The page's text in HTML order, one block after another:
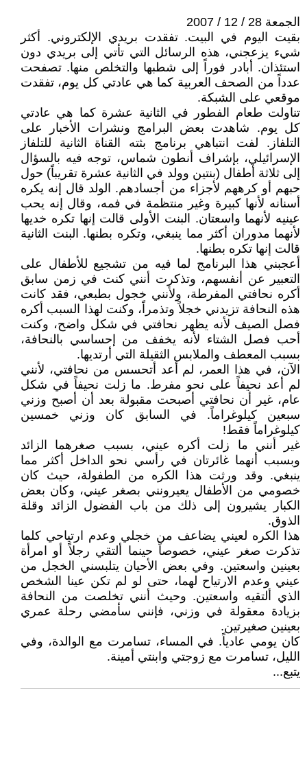
الجمعة 28 / 12 / 2007
بقيت اليوم في البيت. تفقدت بريدي الإلكتروني. أكثر
شيء يزعجني، هذه الرسائل التي تأتي إلى بريدي دون
استئذان. أبادر فوراً إلى شطبها والتخلص منها. تصفحت
عدداً من الصحف العربية كما هي عادتي كل يوم، تفقدت
موقعي على الشبكة.
تناولت طعام الفطور في الثانية عشرة كما هي عادتي
كل يوم. شاهدت بعض البرامج ونشرات الأخبار على
التلفاز. لفت انتباهي برنامج بثته القناة الثانية للتلفاز
الإسرائيلي، بإشراف أنطون شماس، توجه فيه بالسؤال
إلى ثلاثة أطفال (بنتين وولد في الثانية عشرة تقريباً) حول
حبهم أو كرههم لأجزاء من أجسادهم. الولد قال إنه يكره
أسنانه لأنها كبيرة وغير منتظمة في فمه، وقال إنه يحب
عينيه لأنهما واسعتان. البنت الأولى قالت إنها تكره خديها
لأنهما مدوران أكثر مما ينبغي، وتكره بطنها. البنت الثانية
قالت إنها تكره بطنها.
أعجبني هذا البرنامج لما فيه من تشجيع للأطفال على
التعبير عن أنفسهم، وتذكرت أنني كنت في زمن سابق
أكره نحافتي المفرطة، ولأنني خجول بطبعي، فقد كانت
هذه النحافة تزيدني خجلاً وتذمراً، وكنت لهذا السبب أكره
فصل الصيف لأنه يظهر نحافتي في شكل واضح، وكنت
أحب فصل الشتاء لأنه يخفف من إحساسي بالنحافة،
بسبب المعطف والملابس الثقيلة التي أرتديها.
الآن، في هذا العمر، لم أعد أتحسس من نحافتي، لأنني
لم أعد نحيفاً على نحو مفرط. ما زلت نحيفاً في شكل
عام، غير أن نحافتي أصبحت مقبولة بعد أن أصبح وزني
سبعين كيلوغراماً. في السابق كان وزني خمسين
كيلوغراماً فقط!
غير أنني ما زلت أكره عيني، بسبب صغرهما الزائد
وبسبب أنهما غائرتان في رأسي نحو الداخل أكثر مما
ينبغي. وقد ورثت هذا الكره من الطفولة، حيث كان
خصومي من الأطفال يعيرونني بصغر عيني، وكان بعض
الكبار يشيرون إلى ذلك من باب الفضول الزائد وقلة
الذوق.
هذا الكره لعيني يضاعف من خجلي وعدم ارتياحي كلما
تذكرت صغر عيني، خصوصاً حينما ألتقي رجلاً أو امرأة
بعينين واسعتين. وفي بعض الأحيان يتلبسني الخجل من
عيني وعدم الارتياح لهما، حتى لو لم تكن عينا الشخص
الذي ألتقيه واسعتين. وحيث أنني تخلصت من النحافة
بزيادة معقولة في وزني، فإنني سأمضي رحلة عمري
بعينين صغيرتين.
كان يومي عادياً. في المساء، تسامرت مع الوالدة، وفي
الليل، تسامرت مع زوجتي وابنتي أمينة.
يتبع...